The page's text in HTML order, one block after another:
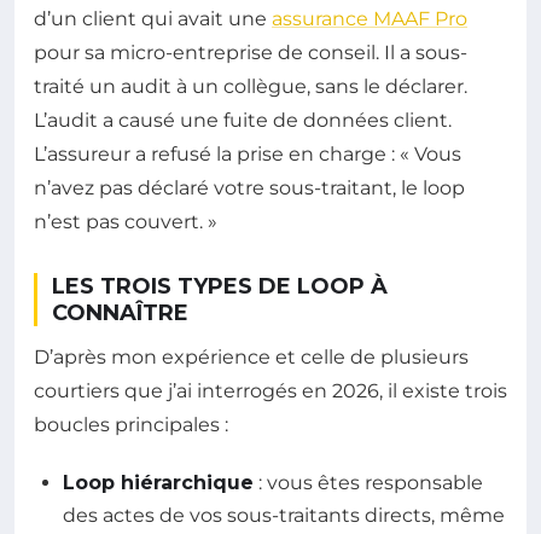
d’un client qui avait une assurance MAAF Pro
pour sa micro-entreprise de conseil. Il a sous-
traité un audit à un collègue, sans le déclarer.
L’audit a causé une fuite de données client.
L’assureur a refusé la prise en charge : « Vous
n’avez pas déclaré votre sous-traitant, le loop
n’est pas couvert. »
LES TROIS TYPES DE LOOP À
CONNAÎTRE
D’après mon expérience et celle de plusieurs
courtiers que j’ai interrogés en 2026, il existe trois
boucles principales :
Loop hiérarchique : vous êtes responsable
des actes de vos sous-traitants directs, même